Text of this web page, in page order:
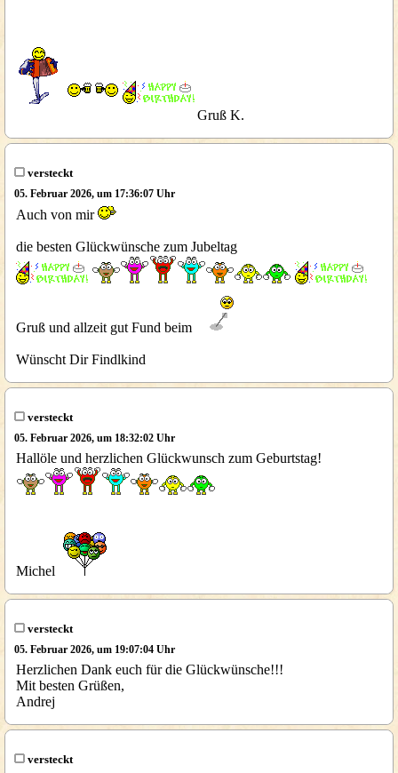
Gruß K.
versteckt
05. Februar 2026, um 17:36:07 Uhr
Auch von mir
die besten Glückwünsche zum Jubeltag
Gruß und allzeit gut Fund beim
Wünscht Dir Findlkind
versteckt
05. Februar 2026, um 18:32:02 Uhr
Hallöle und herzlichen Glückwunsch zum Geburtstag!
Michel
versteckt
05. Februar 2026, um 19:07:04 Uhr
Herzlichen Dank euch für die Glückwünsche!!!
Mit besten Grüßen,
Andrej
versteckt